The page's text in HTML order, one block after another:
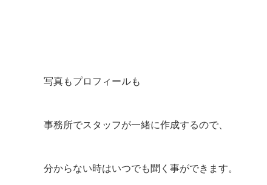
写真もプロフィールも
事務所でスタッフが一緒に作成するので、
分からない時はいつでも聞く事ができます。